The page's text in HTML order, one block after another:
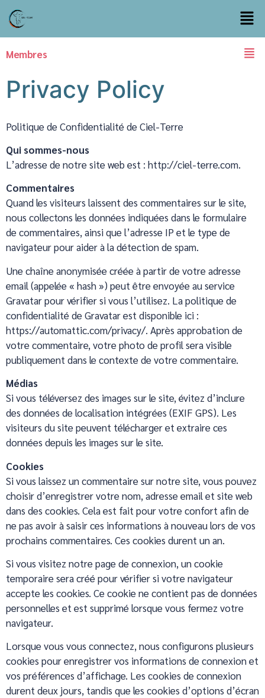
Membres
Privacy Policy
Politique de Confidentialité de Ciel-Terre
Qui sommes-nous
L’adresse de notre site web est : http://ciel-terre.com.
Commentaires
Quand les visiteurs laissent des commentaires sur le site,
nous collectons les données indiquées dans le formulaire
de commentaires, ainsi que l’adresse IP et le type de
navigateur pour aider à la détection de spam.
Une chaîne anonymisée créée à partir de votre adresse
email (appelée « hash ») peut être envoyée au service
Gravatar pour vérifier si vous l’utilisez. La politique de
confidentialité de Gravatar est disponible ici :
https://automattic.com/privacy/. Après approbation de
votre commentaire, votre photo de profil sera visible
publiquement dans le contexte de votre commentaire.
Médias
Si vous téléversez des images sur le site, évitez d’inclure
des données de localisation intégrées (EXIF GPS). Les
visiteurs du site peuvent télécharger et extraire ces
données depuis les images sur le site.
Cookies
Si vous laissez un commentaire sur notre site, vous pouvez
choisir d’enregistrer votre nom, adresse email et site web
dans des cookies. Cela est fait pour votre confort afin de
ne pas avoir à saisir ces informations à nouveau lors de vos
prochains commentaires. Ces cookies durent un an.
Si vous visitez notre page de connexion, un cookie
temporaire sera créé pour vérifier si votre navigateur
accepte les cookies. Ce cookie ne contient pas de données
personnelles et est supprimé lorsque vous fermez votre
navigateur.
Lorsque vous vous connectez, nous configurons plusieurs
cookies pour enregistrer vos informations de connexion et
vos préférences d’affichage. Les cookies de connexion
durent deux jours, tandis que les cookies d’options d’écran